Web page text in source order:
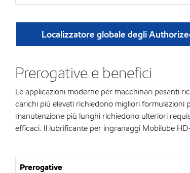
Localizzatore globale degli
Prerogative e benefici
Le applicazioni moderne per macchinari pesanti
carichi più elevati richiedono migliori formulazioni
manutenzione più lunghi richiedono ulteriori
efficaci. Il lubrificante per ingranaggi Mobilube
Prerogative